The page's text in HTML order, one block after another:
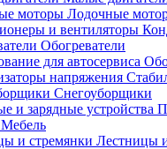
Лодочные
Обогреватели
Снегоуборщики
Мебель
Лестницы